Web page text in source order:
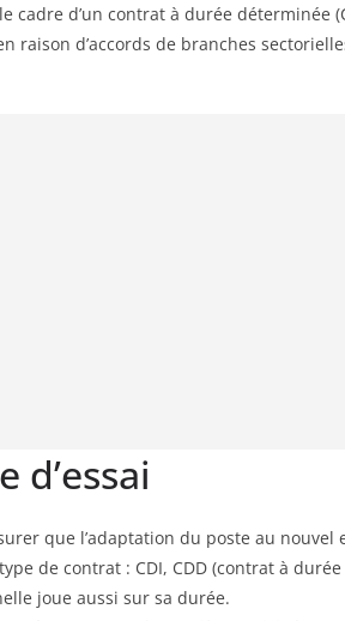
cadre d’un contrat à durée déterminée
raison d’accords de branches
d’essai
que l’adaptation du poste au
de contrat : CDI, CDD (contrat à
joue aussi sur sa durée.